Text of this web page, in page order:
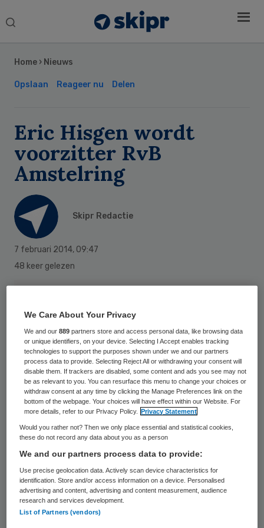
Search
Home › Nieuws
Opslaan Reageer nu Delen
Eric Hisgen wordt
voorzitter RvB
Amstelring
Skipr Redactie
7 februari 2014, 09:47
48 keer gelezen
Eric Hisgen treedt per 1 april 2014 aan als
voorzitter raad van bestuur van Stichting
Amstelring Groep. Hij volgt Rob van Dam op
Sidebar
We Care About Your Privacy
We and our889 partners store and access personal data, like browsing data
or unique identifiers, on your device. Selecting I Accept enables tracking
technologies to support the purposes shown under we and our partners
process data to provide. Selecting Reject All or withdrawing your consent will
disable them. If trackers are disabled, some content and ads you see may not
be as relevant to you. You can resurface this menu to change your choices or
withdraw consent at any time by clicking the Manage Preferences link on the
bottom of the webpage. Your choices will have effect within our Website. For
more details, refer to our Privacy Policy.
Privacy Statement
Would you rather not? Then we only place essential and statistical cookies,
these do not record any data about you as a person
We and our partners process data to provide:
Use precise geolocation data. Actively scan device characteristics for
identification. Store and/or access information on a device. Personalised
advertising and content, advertising and content measurement, audience
research and services development.
List of Partners (vendors)